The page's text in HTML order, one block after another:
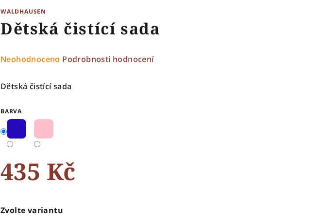
WALDHAUSEN
Dětská čistící sada
Průměrné
produktu
z
5
hvězdiček.
Neohodnoceno Podrobnosti hodnocení
Dětská čistící sada
BARVA
435 Kč
cena:
Zvolte variantu